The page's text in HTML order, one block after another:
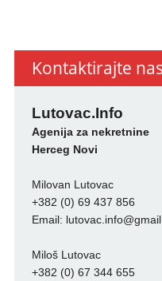
Kontaktirajte
Lutovac.Info
Agenija za nekretnine
Herceg Novi
Milovan Lutovac
+382 (0) 69 437 856
Email:
Miloš Lutovac
+382 (0) 67 344 655